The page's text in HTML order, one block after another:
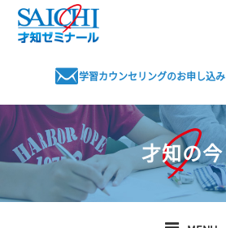
学習カウンセリングのお申し込み
才知の今